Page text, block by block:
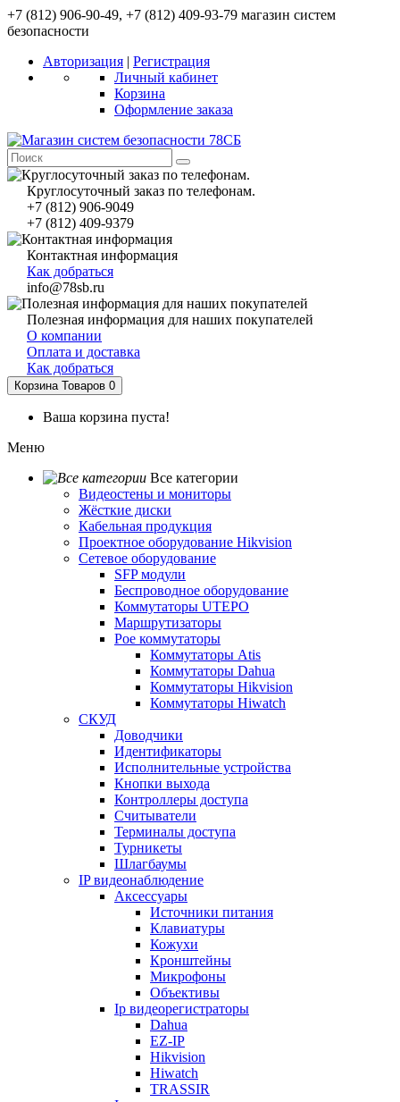
+7 (812) 906-90-49, +7 (812) 409-93-79 магазин систем
безопасности
Авторизация | Регистрация
Личный кабинет
Корзина
Оформление заказа
Круглосуточный заказ по телефонам.
+7 (812) 906-9049
+7 (812) 409-9379
Контактная информация
Как добраться
info@78sb.ru
Полезная информация для наших покупателей
О компании
Оплата и доставка
Как добраться
Корзина Товаров 0
Ваша корзина пуста!
Меню
Все категории
Видеостены и мониторы
Жёсткие диски
Кабельная продукция
Проектное оборудование Hikvision
Сетевое оборудование
SFP модули
Беспроводное оборудование
Коммутаторы UTEPO
Маршрутизаторы
Poe коммутаторы
Коммутаторы Atis
Коммутаторы Dahua
Коммутаторы Hikvision
Коммутаторы Hiwatch
СКУД
Доводчики
Идентификаторы
Исполнительные устройства
Кнопки выхода
Контроллеры доступа
Считыватели
Терминалы доступа
Турникеты
Шлагбаумы
IP видеонаблюдение
Аксессуары
Источники питания
Клавиатуры
Кожухи
Кронштейны
Микрофоны
Объективы
Ip видеорегистраторы
Dahua
EZ-IP
Hikvision
Hiwatch
TRASSIR